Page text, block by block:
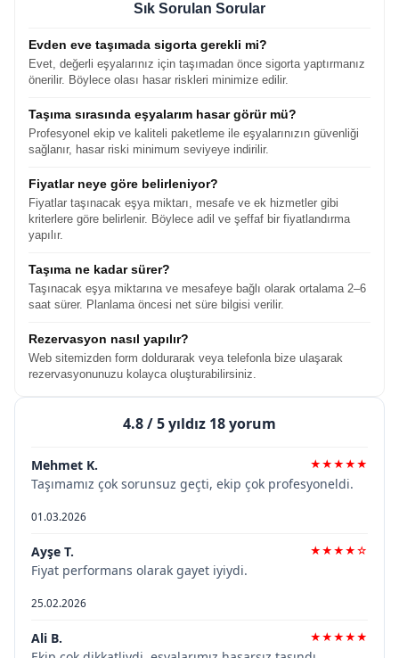
Sık Sorulan Sorular
Evden eve taşımada sigorta gerekli mi?
Evet, değerli eşyalarınız için taşımadan önce sigorta yaptırmanız
önerilir. Böylece olası hasar riskleri minimize edilir.
Taşıma sırasında eşyalarım hasar görür mü?
Profesyonel ekip ve kaliteli paketleme ile eşyalarınızın güvenliği
sağlanır, hasar riski minimum seviyeye indirilir.
Fiyatlar neye göre belirleniyor?
Fiyatlar taşınacak eşya miktarı, mesafe ve ek hizmetler gibi
kriterlere göre belirlenir. Böylece adil ve şeffaf bir fiyatlandırma
yapılır.
Taşıma ne kadar sürer?
Taşınacak eşya miktarına ve mesafeye bağlı olarak ortalama 2–6
saat sürer. Planlama öncesi net süre bilgisi verilir.
Rezervasyon nasıl yapılır?
Web sitemizden form doldurarak veya telefonla bize ulaşarak
rezervasyonunuzu kolayca oluşturabilirsiniz.
4.8/ 5 yıldız 18 yorum
Mehmet K. ★★★★★
Taşımamız çok sorunsuz geçti, ekip çok profesyoneldi.
01.03.2026
Ayşe T. ★★★★☆
Fiyat performans olarak gayet iyiydi.
25.02.2026
Ali B. ★★★★★